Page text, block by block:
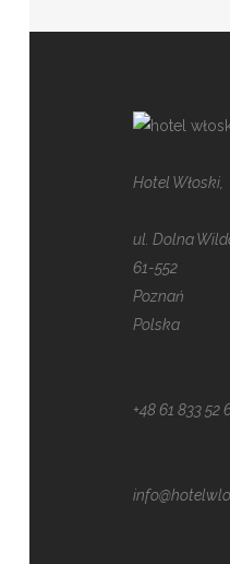
Hotel Włoski,
ul. Dolna
61-552
Poznań
Polska
+48 61 833 52